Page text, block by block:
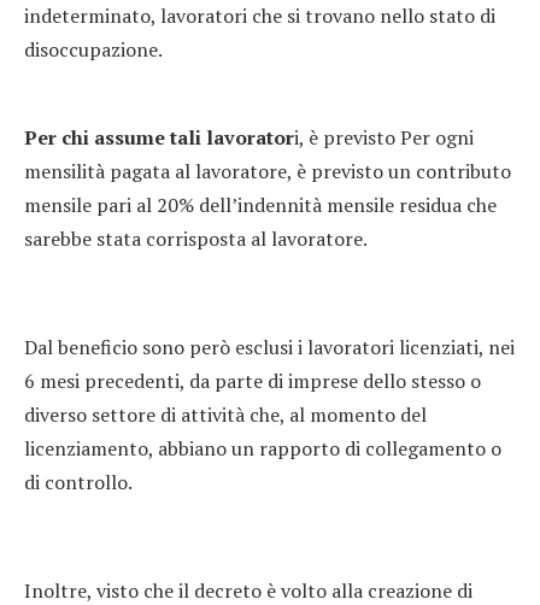
indeterminato, lavoratori che si trovano nello stato di
disoccupazione.
Per chi assume tali lavoratori, è previsto Per ogni
mensilità pagata al lavoratore, è previsto un contributo
mensile pari al 20% dell’indennità mensile residua che
sarebbe stata corrisposta al lavoratore.
Dal beneficio sono però esclusi i lavoratori licenziati, nei
6 mesi precedenti, da parte di imprese dello stesso o
diverso settore di attività che, al momento del
licenziamento, abbiano un rapporto di collegamento o
di controllo.
Inoltre, visto che il decreto è volto alla creazione di